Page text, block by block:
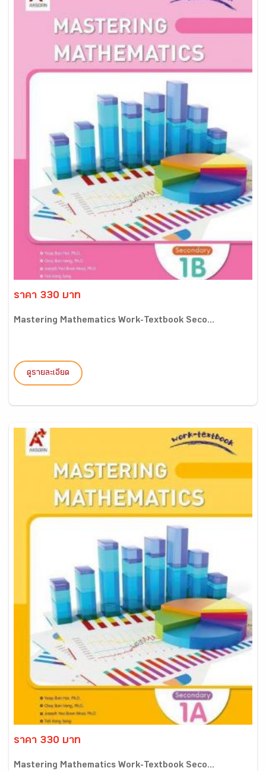
ราคา 330 บาท
Mastering Mathematics Work-Textbook Seco...
ดูรายละเอียด
ราคา 330 บาท
Mastering Mathematics Work-Textbook Seco...